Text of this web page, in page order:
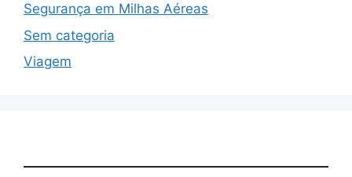
Segurança em Milhas Aéreas
Sem categoria
Viagem